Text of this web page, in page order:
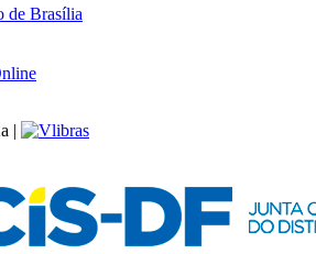
de Brasília
a |